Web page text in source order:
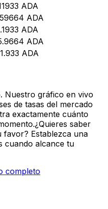
ADA
ADA
ADA
ADA
ADA
Nuestro gráfico en vivo
de tasas del mercado
exactamente cuánto
saber
favor? Establezca una
cuando alcance tu
completo